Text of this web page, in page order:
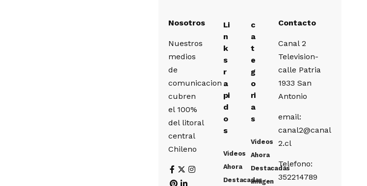
Nosotros
Nuestros
medios
de
comunicacion
cubren
el 100%
del litoral
central
Chileno
Li
n
k
s
r
a
pi
d
o
s
Videos
Ahora
Destacadas
c
a
t
e
g
o
ri
a
s
Videos
Ahora
Destacadas
Imagen
Contacto
Canal 2
Television-
calle Patria
1933 San
Antonio
email:
canal2@canal
2.cl
Telefono:
352214789